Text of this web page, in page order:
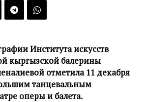
Института искусств
кыргызской балерины
отметила 11 декабря
танцевальным
оперы и балета.